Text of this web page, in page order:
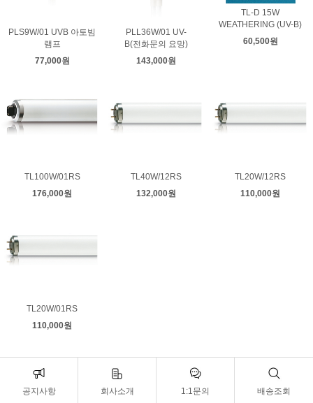
PLS9W/01 UVB 아토빔
램프
77,000원
PLL36W/01 UV-
B(전화문의 요망)
143,000원
TL-D 15W
WEATHERING (UV-B)
60,500원
TL100W/01RS
176,000원
TL40W/12RS
132,000원
TL20W/12RS
110,000원
TL20W/01RS
110,000원
공지사항 회사소개 1:1문의 배송조회